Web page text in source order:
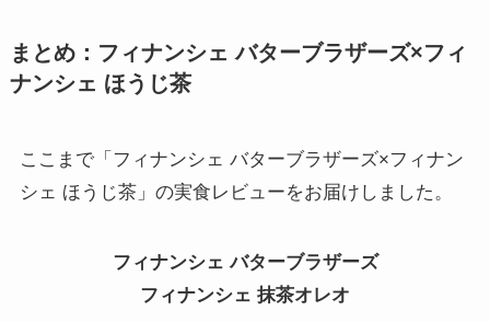
まとめ：フィナンシェ バターブラザーズ×フィ
ナンシェ ほうじ茶
ここまで「フィナンシェ バターブラザーズ×フィナン
シェ ほうじ茶」の実食レビューをお届けしました。
フィナンシェ バターブラザーズ
フィナンシェ 抹茶オレオ